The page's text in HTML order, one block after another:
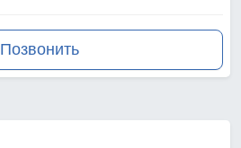
Позвонить